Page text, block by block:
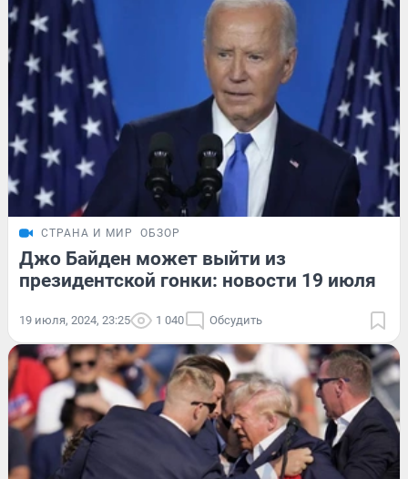
СТРАНА И МИР ОБЗОР
Джо Байден может выйти из
президентской гонки: новости 19 июля
19 июля, 2024, 23:25 1 040 Обсудить